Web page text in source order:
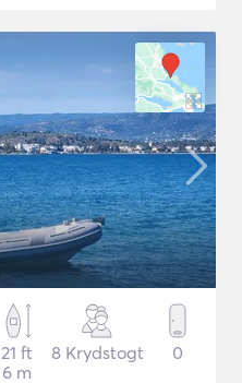
21 ft
6 m
8 Krydstogt 0